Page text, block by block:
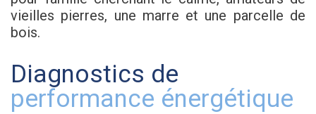
vieilles pierres, une marre et une parcelle de
bois.
diagnostics de
performance énergétique